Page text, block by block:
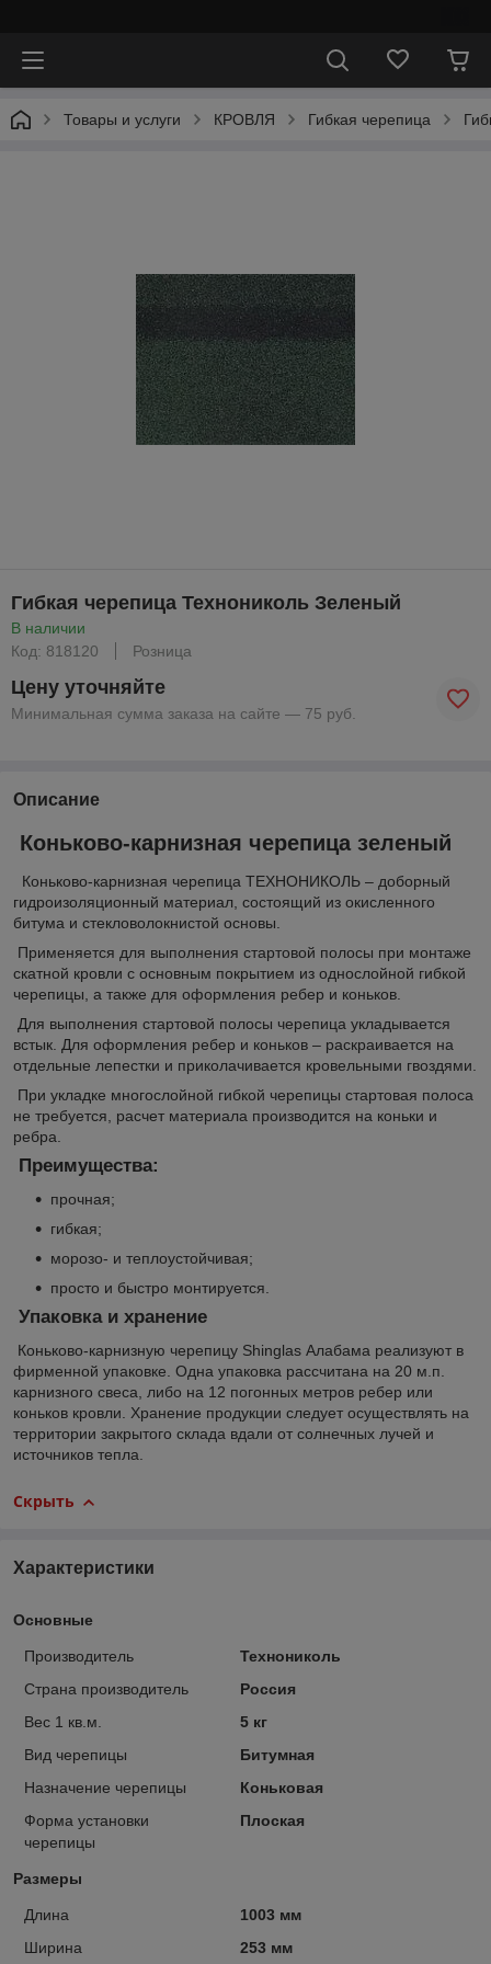
Товары и услуги КРОВЛЯ Гибкая черепица
Гибкая черепица Технониколь Зеленый
В наличии
Код: 818120
Розница
Цену уточняйте
Минимальная сумма заказа на сайте — 75 руб.
Описание
Коньково-карнизная черепица зеленый
Коньково-карнизная черепица ТЕХНОНИКОЛЬ – доборный
гидроизоляционный материал, состоящий из окисленного
битума и стекловолокнистой основы.
Применяется для выполнения стартовой полосы при монтаже
скатной кровли с основным покрытием из однослойной гибкой
черепицы, а также для оформления ребер и коньков.
Для выполнения стартовой полосы черепица укладывается
встык. Для оформления ребер и коньков – раскраивается на
отдельные лепестки и приколачивается кровельными гвоздями.
При укладке многослойной гибкой черепицы стартовая полоса
не требуется, расчет материала производится на коньки и
ребра.
Преимущества:
прочная;
гибкая;
морозо- и теплоустойчивая;
просто и быстро монтируется.
Упаковка и хранение
Коньково-карнизную черепицу Shinglas Алабама реализуют в
фирменной упаковке. Одна упаковка рассчитана на 20 м.п.
карнизного свеса, либо на 12 погонных метров ребер или
коньков кровли. Хранение продукции следует осуществлять на
территории закрытого склада вдали от солнечных лучей и
источников тепла.
Скрыть
Характеристики
Основные
Производитель
Технониколь
Страна производитель
Россия
Вес 1 кв.м.
5 кг
Вид черепицы
Битумная
Назначение черепицы
Коньковая
Форма установки
черепицы
Плоская
Размеры
Длина
1003 мм
Ширина
253 мм